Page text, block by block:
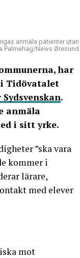
anmäla patienter utan
Palmehag/News Øresund
har
Tidövatalet
.
anmäla
i sitt yrke.
”ska vara
kommer i
lärare,
med elever
mot